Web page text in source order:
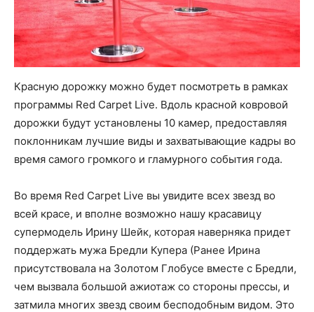
Красную дорожку можно будет посмотреть в рамках
программы Red Carpet Live. Вдоль красной ковровой
дорожки будут установлены 10 камер, предоставляя
поклонникам лучшие виды и захватывающие кадры во
время самого громкого и гламурного события года.
Во время Red Carpet Live вы увидите всех звезд во
всей красе, и вполне возможно нашу красавицу
супермодель Ирину Шейк, которая наверняка придет
поддержать мужа Бредли Купера (Ранее Ирина
присутствовала на Золотом Глобусе вместе с Бредли,
чем вызвала большой ажиотаж со стороны прессы, и
затмила многих звезд своим бесподобным видом. Это